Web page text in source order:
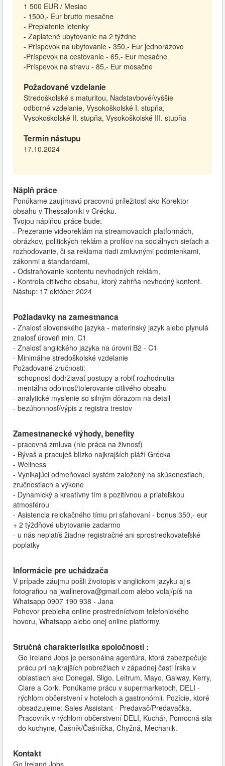
1 500 EUR / Mesiac
- 1500,- Eur brutto mesačne
- Preplatenie letenky
- Zaplatené ubytovanie na 2 týždne
- Príspevok na ubytovanie - 350,- Eur jednorázovo
-Príspevok na cestovanie - 65,- Eur mesačne
-Príspevok na stravu - 85,- Eur mesačne
Požadované vzdelanie
Stredoškolské s maturitou, Nadstavbové/vyššie
odborné vzdelanie, Vysokoškolské I. stupňa,
Vysokoškolské II. stupňa, Vysokoškolské III. stupňa
Termín nástupu
17.10.2024
Náplň práce
Ponúkame zaujímavú pracovnú príležitosť ako Korektor
obsahu v Thessaloniki v Grécku.
Tvojou náplňou práce bude:
- Prezeranie videoreklám na streamovacích platformách,
obrázkov, politických reklám a profilov na sociálnych sieťach a
rozhodovanie, či sa reklama riadi zmluvnými podmienkami,
zákonmi a štandardami,
- Odstraňovanie kontentu nevhodných reklám,
- Kontrola citlivého obsahu, ktorý zahŕňa nevhodný kontent.
Nástup: 17 október 2024
Požiadavky na zamestnanca
- Znalosť slovenského jazyka - materinský jazyk alebo plynulá
znalosť úroveň min. C1
- Znalosť anglického jazyka na úrovni B2 - C1
- Minimálne stredoškolské vzdelanie
Požadované zručnosti:
- schopnosť dodržiavať postupy a robiť rozhodnutia
- mentálna odolnosť/tolerovanie citlivého obsahu
- analytické myslenie so silným dôrazom na detail
- bezúhonnosť/výpis z registra trestov
Zamestnanecké výhody, benefity
- pracovná zmluva (nie práca na živnosť)
- Bývaš a pracuješ blízko najkrajších pláží Grécka
- Wellness
- Vynikajúci odmeňovací systém založený na skúsenostiach,
zručnostiach a výkone
- Dynamický a kreatívny tím s pozitívnou a priateľskou
atmosférou
- Asistencia relokačného tímu pri sťahovaní - bonus 350,- eur
+ 2 týždňové ubytovanie zadarmo
- u nás neplatíš žiadne registračné ani sprostredkovateľské
poplatky
Informácie pre uchádzača
V prípade záujmu pošli životopis v anglickom jazyku aj s
fotografiou na jwallnerova@gmail.com alebo volaj/píš na
Whatsapp 0907 190 938 - Jana
Pohovor prebieha online prostredníctvom telefonického
hovoru, Whatsapp alebo onej online platformy.
Stručná charakteristika spoločnosti :
Go Ireland Jobs je personálna agentúra, ktorá zabezpečuje
prácu pri najkrajších pobrežiach v západnej časti Írska v
oblastiach ako Donegal, Sligo, Leitrum, Mayo, Galway, Kerry,
Clare a Cork. Ponúkame prácu v supermarketoch, DELI -
rýchlom občerstvení v hoteloch a gastronómii. Pozície, ktoré
obsadzujeme: Sales Assistant - Predavač/Predavačka,
Pracovník v rýchlom občerstvení DELI, Kuchár, Pomocná sila
do kuchyne, Čašník/Čašníčka, Chyžná, Mechanik.
Kontakt
Go Ireland Jobs